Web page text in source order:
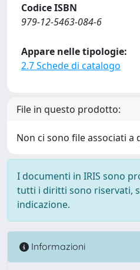
Codice ISBN
979-12-5463-084-6
Appare nelle tipologie:
2.7 Schede di catalogo
File in questo prodotto:
Non ci sono file associati
I documenti in IRIS sono
tutti i diritti sono riservati,
indicazione.
Informazioni